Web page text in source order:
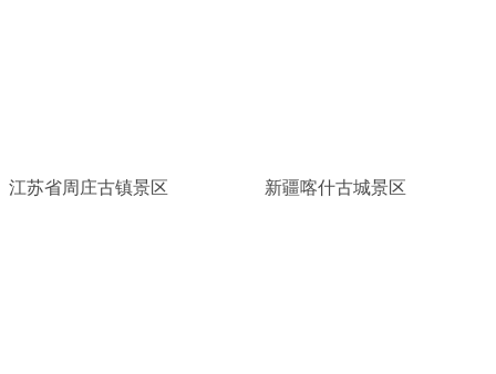
江苏省周庄古镇景区 新疆喀什古城景区